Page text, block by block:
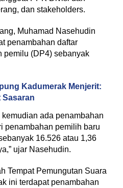
dan stakeholders.
Muhamad Nasehudin
penambahan daftar
pemilu (DP4) sebanyak
Kadumerak Menjerit:
Sasaran
ada penambahan
penambahan pemilih baru
16.526 atau 1,36
ujar Nasehudin.
Tempat Pemungutan Suara
ini terdapat penambahan